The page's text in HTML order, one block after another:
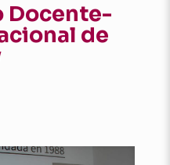
Docente-
de